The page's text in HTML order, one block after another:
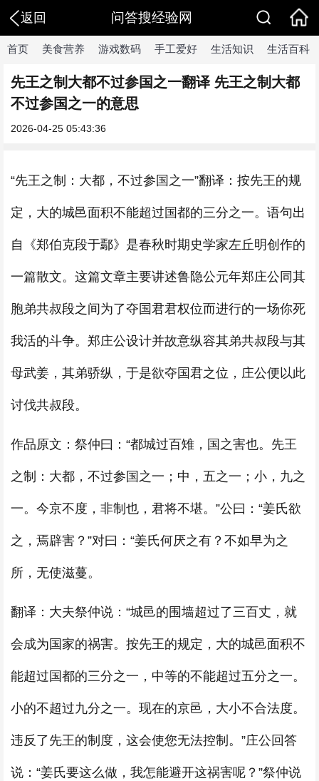
返回 问答搜经验网
首页 美食营养 游戏数码 手工爱好 生活知识 生活百科
先王之制大都不过参国之一翻译 先王之制大都
不过参国之一的意思
2026-04-25 05:43:36
“先王之制：大都，不过参国之一”翻译：按先王的规
定，大的城邑面积不能超过国都的三分之一。语句出
自《郑伯克段于鄢》是春秋时期史学家左丘明创作的
一篇散文。这篇文章主要讲述鲁隐公元年郑庄公同其
胞弟共叔段之间为了夺国君君权位而进行的一场你死
我活的斗争。郑庄公设计并故意纵容其弟共叔段与其
母武姜，其弟骄纵，于是欲夺国君之位，庄公便以此
讨伐共叔段。
作品原文：祭仲曰：“都城过百雉，国之害也。先王
之制：大都，不过参国之一；中，五之一；小，九之
一。今京不度，非制也，君将不堪。”公曰：“姜氏欲
之，焉辟害？”对曰：“姜氏何厌之有？不如早为之
所，无使滋蔓。
翻译：大夫祭仲说：“城邑的围墙超过了三百丈，就
会成为国家的祸害。按先王的规定，大的城邑面积不
能超过国都的三分之一，中等的不能超过五分之一。
小的不超过九分之一。现在的京邑，大小不合法度。
违反了先王的制度，这会使您无法控制。”庄公回答
说：“姜氏要这么做，我怎能避开这祸害呢？”祭仲说